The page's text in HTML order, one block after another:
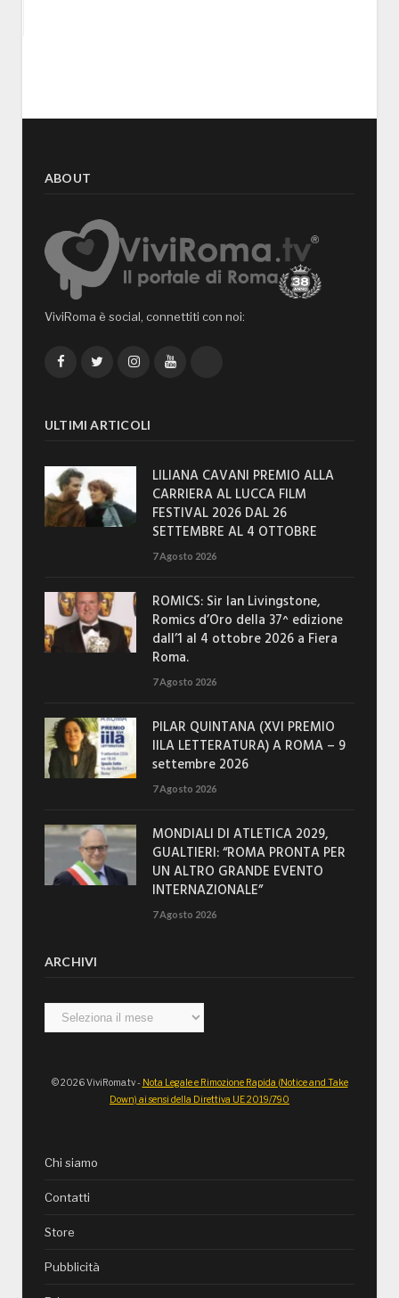
ABOUT
ViviRoma è social, connettiti con noi:
FacebookTwitterInstagramYouTube
ULTIMI ARTICOLI
LILIANA CAVANI PREMIO ALLA
CARRIERA AL LUCCA FILM
FESTIVAL 2026 DAL 26
SETTEMBRE AL 4 OTTOBRE
7 Agosto 2026
ROMICS: Sir Ian Livingstone,
Romics d’Oro della 37^ edizione
dall’1 al 4 ottobre 2026 a Fiera
Roma.
7 Agosto 2026
PILAR QUINTANA (XVI PREMIO
IILA LETTERATURA) A ROMA – 9
settembre 2026
7 Agosto 2026
MONDIALI DI ATLETICA 2029,
GUALTIERI: “ROMA PRONTA PER
UN ALTRO GRANDE EVENTO
INTERNAZIONALE”
7 Agosto 2026
ARCHIVI
Archivi
© 2026 ViviRoma.tv - Nota Legale e Rimozione Rapida (Notice and Take
Down) ai sensi della Direttiva UE 2019/790
Chi siamo
Contatti
Store
Pubblicità